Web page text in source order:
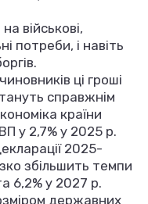
військові,
потреби, і навіть
ці гроші
справжнім
країни
у 2,7% у 2025 р.
2025-
збільшить темпи
6,2% у 2027 р.
державних